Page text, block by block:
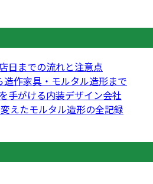
日までの流れと注意点
作家具・モルタル造形まで
手がける内装デザイン会社
えたモルタル造形の全記録